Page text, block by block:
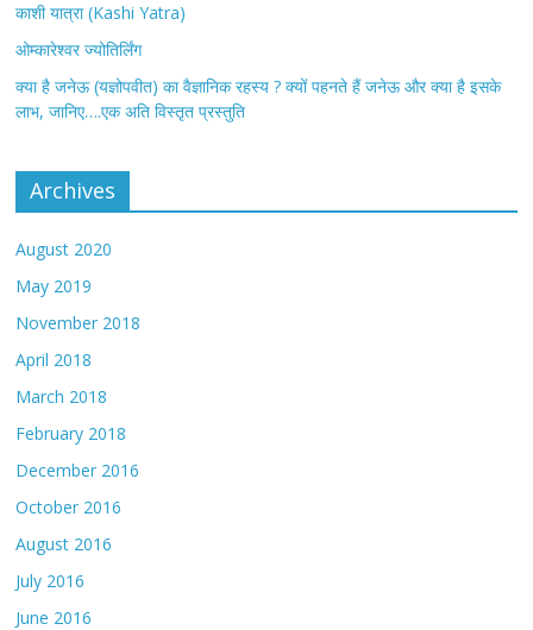
काशी यात्रा (Kashi Yatra)
ओम्कारेश्वर ज्योतिर्लिंग
क्या है जनेऊ (यज्ञोपवीत) का वैज्ञानिक रहस्य ? क्यों पहनते हैं जनेऊ और क्या है इसके
लाभ, जानिए….एक अति विस्तृत प्रस्तुति
Archives
August 2020
May 2019
November 2018
April 2018
March 2018
February 2018
December 2016
October 2016
August 2016
July 2016
June 2016